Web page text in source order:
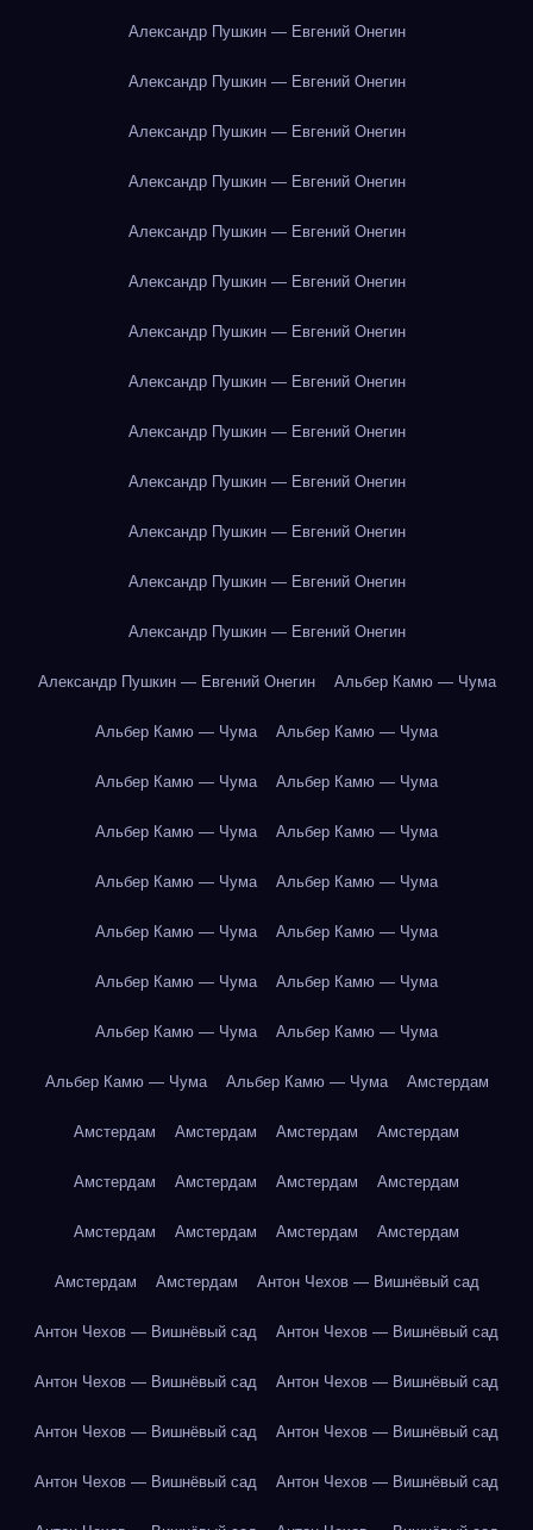
Александр Пушкин — Евгений Онегин
Александр Пушкин — Евгений Онегин
Александр Пушкин — Евгений Онегин
Александр Пушкин — Евгений Онегин
Александр Пушкин — Евгений Онегин
Александр Пушкин — Евгений Онегин
Александр Пушкин — Евгений Онегин
Александр Пушкин — Евгений Онегин
Александр Пушкин — Евгений Онегин
Александр Пушкин — Евгений Онегин
Александр Пушкин — Евгений Онегин
Александр Пушкин — Евгений Онегин
Александр Пушкин — Евгений Онегин
Александр Пушкин — Евгений Онегин Альбер Камю — Чума
Альбер Камю — Чума Альбер Камю — Чума
Альбер Камю — Чума Альбер Камю — Чума
Альбер Камю — Чума Альбер Камю — Чума
Альбер Камю — Чума Альбер Камю — Чума
Альбер Камю — Чума Альбер Камю — Чума
Альбер Камю — Чума Альбер Камю — Чума
Альбер Камю — Чума Альбер Камю — Чума
Альбер Камю — Чума Альбер Камю — Чума Амстердам
Амстердам Амстердам Амстердам Амстердам
Амстердам Амстердам Амстердам Амстердам
Амстердам Амстердам Амстердам Амстердам
Амстердам Амстердам Антон Чехов — Вишнёвый сад
Антон Чехов — Вишнёвый сад Антон Чехов — Вишнёвый сад
Антон Чехов — Вишнёвый сад Антон Чехов — Вишнёвый сад
Антон Чехов — Вишнёвый сад Антон Чехов — Вишнёвый сад
Антон Чехов — Вишнёвый сад Антон Чехов — Вишнёвый сад